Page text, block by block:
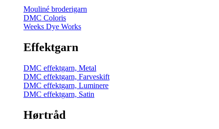
Mouliné broderigarn
DMC Coloris
Weeks Dye Works
Effektgarn
DMC effektgarn, Metal
DMC effektgarn, Farveskift
DMC effektgarn, Luminere
DMC effektgarn, Satin
Hørtråd